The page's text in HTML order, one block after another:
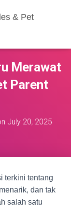
& Pet
Merawat
Parent
July 20, 2025
terkini tentang
dan tak
salah satu